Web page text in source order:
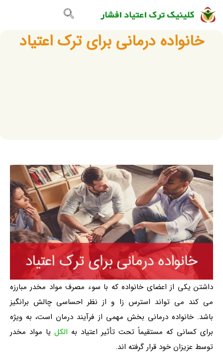
خانواده درمانی برای ترک اعتیاد
داشتن یکی از اعضای خانواده که با سوء مصرف مواد مخدر مبارزه
می کند می تواند استرس زا و از نظر احساسی چالش برانگیز
باشد. خانواده درمانی بخش مهمی از فرآیند درمان است، به ویژه
برای کسانی که مستقیماً تحت تأثیر اعتیاد به الکل یا مواد مخدر
توسط عزیزان خود قرار گرفته اند.